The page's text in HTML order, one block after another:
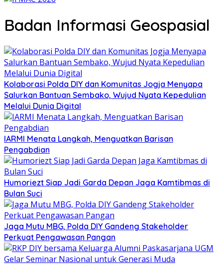
Badan Informasi Geospasial
Kolaborasi Polda DIY dan Komunitas Jogja Menyapa
Salurkan Bantuan Sembako, Wujud Nyata Kepedulian
Melalui Dunia Digital
IARMI Menata Langkah, Menguatkan Barisan
Pengabdian
Humoriezt Siap Jadi Garda Depan Jaga Kamtibmas di
Bulan Suci
Jaga Mutu MBG, Polda DIY Gandeng Stakeholder
Perkuat Pengawasan Pangan